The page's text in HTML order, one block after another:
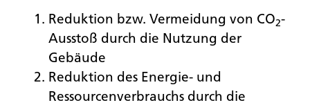
Fa­ci­li­ty­ma­nage­ment
In­stand­hal­tung
Reduktion bzw. Vermeidung von CO2-
Ausstoß durch die Nutzung der
Gebäude
Reduktion des Energie- und
Ressourcenverbrauchs durch die